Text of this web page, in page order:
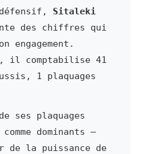
Sitaleki
des chiffres qui
engagement.
il comptabilise 41
1 plaquages
ses plaquages
dominants —
de la puissance de